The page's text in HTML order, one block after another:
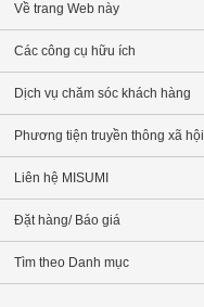
Về trang Web này
Các công cụ hữu ích
Dịch vụ chăm sóc khách hàng
Phương tiện truyền thông xã hội
Liên hệ MISUMI
Đặt hàng/ Báo giá
Tìm theo Danh mục